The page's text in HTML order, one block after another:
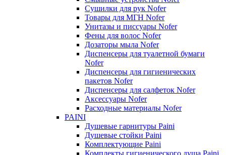
Сушилки для рук Nofer
Товары для МГН Nofer
Унитазы и писсуары Nofer
Фены для волос Nofer
Дозаторы мыла Nofer
Диспенсеры для туалетной бумаги
Nofer
Диспенсеры для гигиенических
пакетов Nofer
Диспенсеры для салфеток Nofer
Аксессуары Nofer
Расходные материалы Nofer
PAINI
Душевые гарнитуры Paini
Душевые стойки Paini
Комплектующие Paini
Комплекты гигиенического душа Paini